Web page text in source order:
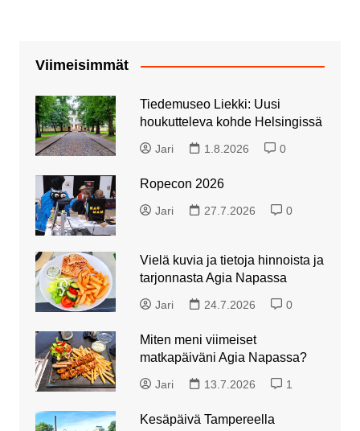
Viimeisimmät
Tiedemuseo Liekki: Uusi
houkutteleva kohde Helsingissä
Jari 1.8.2026 0
Ropecon 2026
Jari 27.7.2026 0
Vielä kuvia ja tietoja hinnoista ja
tarjonnasta Agia Napassa
Jari 24.7.2026 0
Miten meni viimeiset
matkapäiväni Agia Napassa?
Jari 13.7.2026 1
Kesäpäivä Tampereella